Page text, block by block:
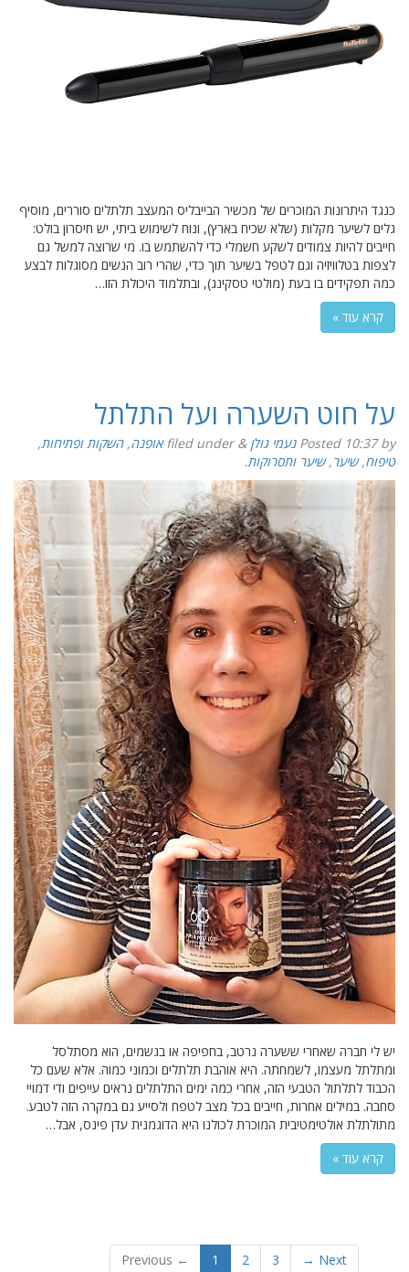
כנגד היתרונות המוכרים של מכשיר הבייבליס המעצב תלתלים סוררים, מוסיף
גלים לשיער מקלות (שלא שכיח בארץ), ונוח לשימוש ביתי, יש חיסרון בולט:
חייבים להיות צמודים לשקע חשמלי כדי להשתמש בו. מי שרוצה למשל גם
לצפות בטלוויזיה וגם לטפל בשיער תוך כדי, שהרי רוב הנשים מסוגלות לבצע
כמה תפקידים בו בעת (מולטי טסקינג), ובתלמוד היכולת הזו…
קרא עוד »
על חוט השערה ועל התלתל
Posted 10:37by נעמי גולן &
filed under אופנה,השקות ופתיחות,
טיפוח,שיער,שיער ותסרוקות.
יש לי חברה שאחרי ששערה נרטב, בחפיפה או בגשמים, הוא מסתלסל
ומתלתל מעצמו, לשמחתה. היא אוהבת תלתלים וכמוני כמוה. אלא שעם כל
הכבוד לתלתול הטבעי הזה, אחרי כמה ימים התלתלים נראים עייפים ודי דמויי
סחבה. במילים אחרות, חייבים בכל מצב לטפח ולסייע גם במקרה הזה לטבע.
מתולתלת אולטימטיבית המוכרת לכולנו היא הדוגמנית עדן פינס, אבל…
קרא עוד »
← Previous 1 2 3 Next →